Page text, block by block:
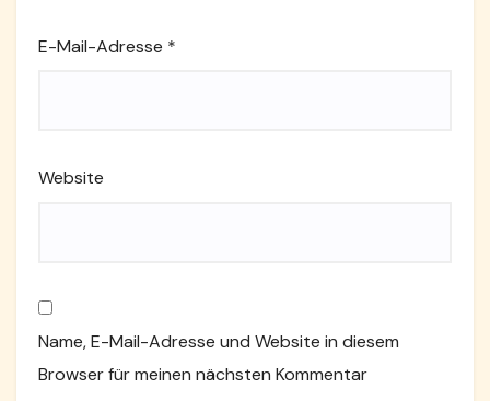
E-Mail-Adresse *
Website
Name, E-Mail-Adresse und Website in diesem
Browser für meinen nächsten Kommentar